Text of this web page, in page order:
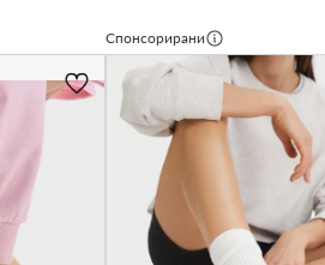
Спонсорирани